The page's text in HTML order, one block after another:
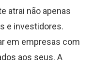
atrai não apenas
e investidores.
em empresas com
aos seus. A